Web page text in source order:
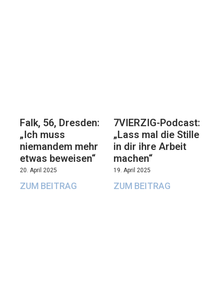
Falk, 56, Dresden:
„Ich muss
niemandem mehr
etwas beweisen“
20. April 2025
ZUM BEITRAG
7VIERZIG-Podcast:
„Lass mal die Stille
in dir ihre Arbeit
machen“
19. April 2025
ZUM BEITRAG